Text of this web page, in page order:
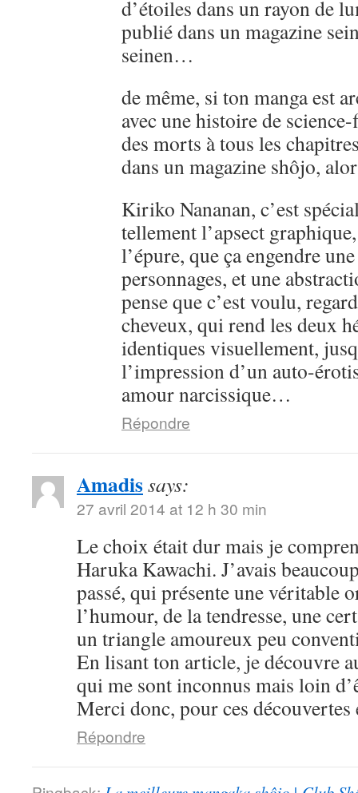
d’étoiles dans un rayon de
publié dans un magazine
seinen…
de même, si ton manga est
avec une histoire de
des morts à tous les
dans un magazine shôjo,
Kiriko Nananan, c’est
tellement l’apsect
l’épure, que ça engendre
personnages, et une
pense que c’est voulu,
cheveux, qui rend les deux
identiques visuellement,
l’impression d’un auto-
amour narcissique…
Répondre
Amadissays:
27 avril 2014 at 12 h 30 min
Le choix était dur mais je
Haruka Kawachi. J’avais
passé, qui présente une véritable
l’humour, de la tendresse, une
un triangle amoureux peu
En lisant ton article, je découvre
qui me sont inconnus mais loin
Merci donc, pour ces
Répondre